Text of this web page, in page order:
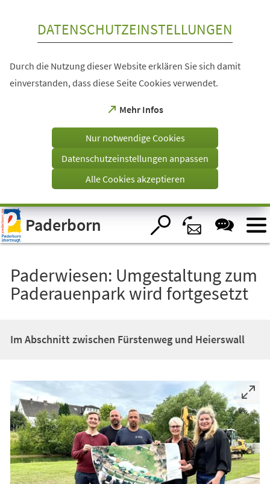
Visuelle
Assistenzsoftware
öffnen.
DATENSCHUTZEINSTELLUNGEN
Durch die Nutzung dieser Website erklären Sie sich damit
einverstanden, dass diese Seite Cookies verwendet.
Mehr Infos
(Öffnet
einem
Tab)
Nur notwendige Cookies
Datenschutzeinstellungen anpassen
Alle Cookies akzeptieren
Paderborn
Paderwiesen: Umgestaltung zum
Paderauenpark wird fortgesetzt
Im Abschnitt zwischen Fürstenweg und Heierswall